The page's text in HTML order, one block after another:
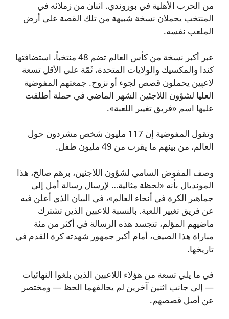
من الحرب الأهلية في بوروندي. اثنان من زملائه في
المنتخب يحملان نسخة شبيهة من تلك القصة على أرض
الملعب نفسه.
عبر أكبر نسخة من كأس العالم تضم 48 منتخباً، استضافتها
كندا والمكسيك والولايات المتحدة، ثَمّة على الأقل تسعة
لاعبِين يحملون قصص لجوء أو نزوح. جمعتهم المفوضية
العليا لشؤون اللاجئين الشهر الماضي في حملة أطلقت
عليها اسم «فريق تغيير اللعبة».
وتقول المفوضية إن 117 مليون شخص مشردون حول
العالم، من بينهم ما يقرب من 49 مليون طفل.
وصف المفوض السامي لشؤون اللاجئين، برهم صالح، هذا
المونديال بأنه «لحظة مثالية… لإرسال رسالة أمل إلى
جماهير الكرة في أنحاء العالم»، في البيان الذي أعلن فيه
عن فريق تغيير اللعبة. بالنسبة للاعبين الذين تشترك
ماضيهم المؤلم، تتجسد هذه الرسالة في أكثر من مئة
مباراة هذا الصيف، أمام أكبر جمهور شهدته كرة القدم في
تاريخها.
في ما يلي تسعة من هؤلاء اللاعبين الذين بلغوا النهائيات
— إلى جانب اثنين آخرين لم يحالفهما الحظ — ومختصر
عن أصل قصصهم.